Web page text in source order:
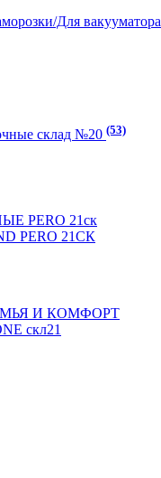
Для вакууматора
склад №20 (53)
PERO 21ск
PERO 21СК
И КОМФОРТ
скл21